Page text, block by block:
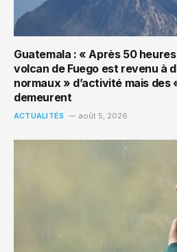
Guatemala : « Après 50
volcan de Fuego est revenu à
normaux » d’activité mais des
demeurent
ACTUALITÉS août 5, 2026